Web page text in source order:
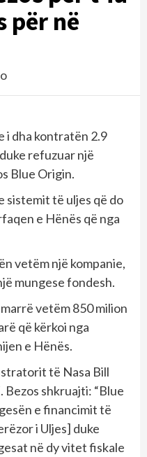
për në
i dha kontratën 2.9
refuzuar një
Blue Origin.
sistemit të uljes që do
e Hënës që nga
vetëm një kompanie,
mungese fondesh.
vetëm 850 milion
që kërkoi nga
e Hënës.
të Nasa Bill
Bezos shkruajti: “Blue
e financimit të
i Uljes] duke
në dy vitet fiskale